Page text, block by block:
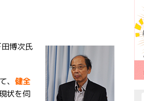
博次氏
、 健全
状を伺